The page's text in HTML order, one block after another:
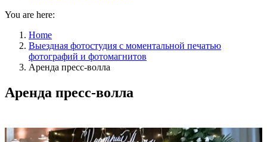
You are here:
Home
Выездная фотостудия с моментальной печатью
фотографий и фотомагнитов
Аренда пресс-волла
Аренда пресс-волла